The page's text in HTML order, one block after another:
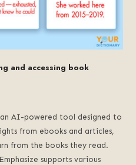
and accessing book
an AI-powered tool designed to
from ebooks and articles,
from the books they read.
supports various